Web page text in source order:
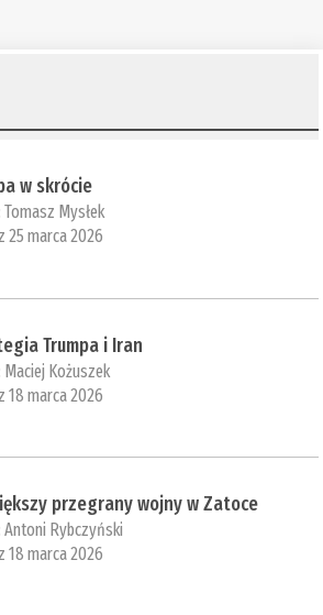
w skrócie
Tomasz Mysłek
25 marca 2026
Trumpa i Iran
Maciej Kożuszek
18 marca 2026
przegrany wojny w Zatoce
Antoni Rybczyński
18 marca 2026